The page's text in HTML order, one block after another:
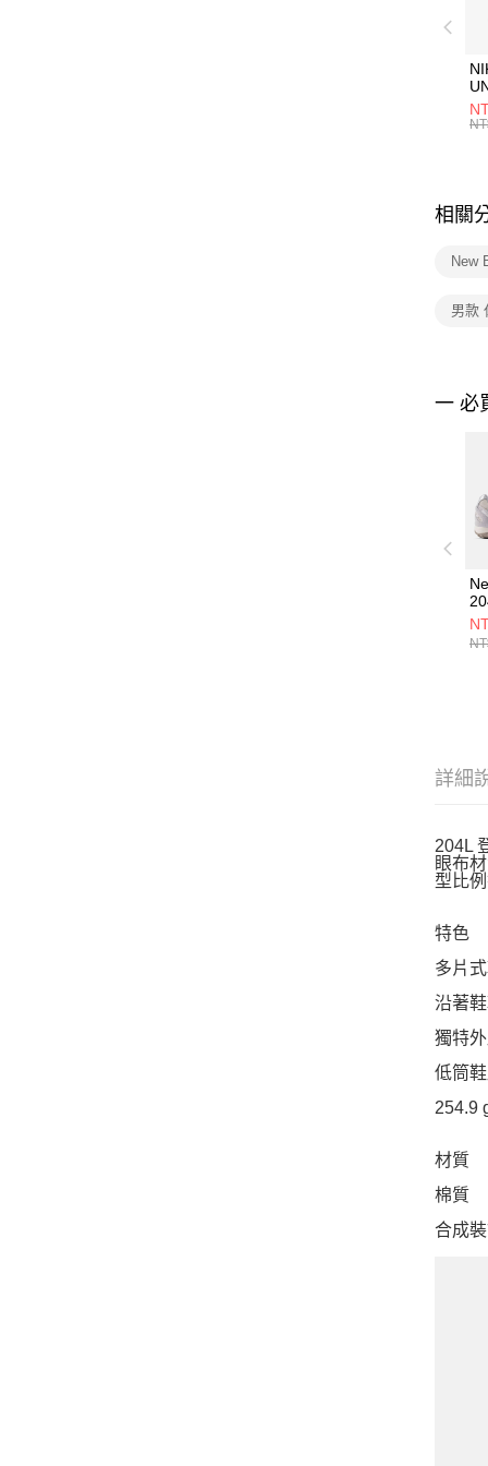
統
相關
New
男款
一 必
詳細
204L
眼布
型比
特色
多片
沿著
獨特
低筒
254.9
材質
棉質
合成